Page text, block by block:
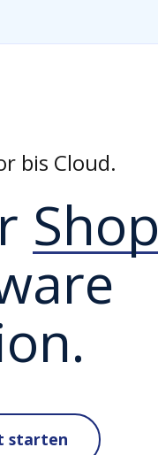
bis Cloud.
Shop
starten